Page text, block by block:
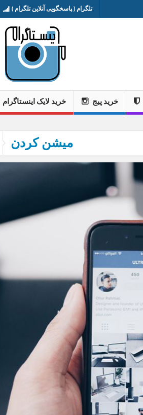
تلگرام ( پاسخگویی آنلاین تلگرام )
خرید لایک اینستاگرام خرید پیج
میشن کردن